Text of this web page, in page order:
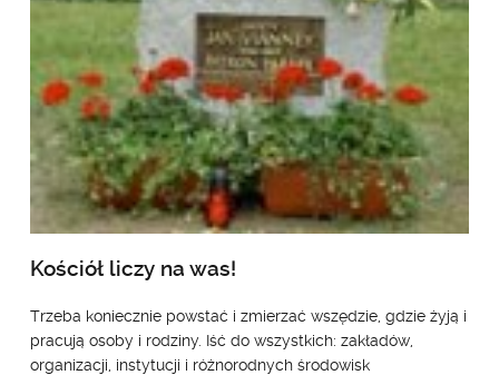
Kościół liczy na was!
Trzeba koniecznie powstać i zmierzać wszędzie, gdzie żyją i
pracują osoby i rodziny. Iść do wszystkich: zakładów,
organizacji, instytucji i różnorodnych środowisk